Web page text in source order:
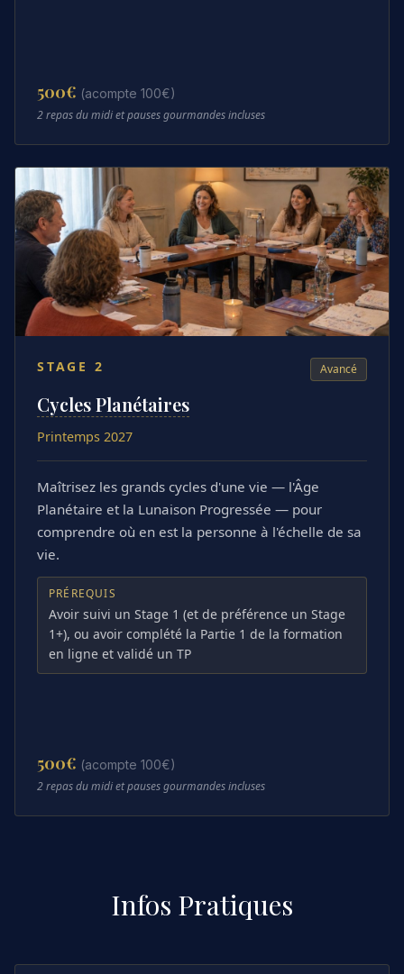
500€ (acompte 100€)
2 repas du midi et pauses gourmandes incluses
STAGE 2 Avancé
Cycles Planétaires
Printemps 2027
Maîtrisez les grands cycles d'une vie — l'Âge
Planétaire et la Lunaison Progressée — pour
comprendre où en est la personne à l'échelle de sa
vie.
PRÉREQUIS
Avoir suivi un Stage 1 (et de préférence un Stage
1+), ou avoir complété la Partie 1 de la formation
en ligne et validé un TP
500€ (acompte 100€)
2 repas du midi et pauses gourmandes incluses
Infos Pratiques